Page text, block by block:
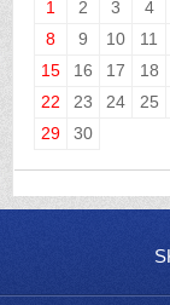
1
2 3 4
8
9 10 11
15
16 17 18
22
23 24 25
29
30